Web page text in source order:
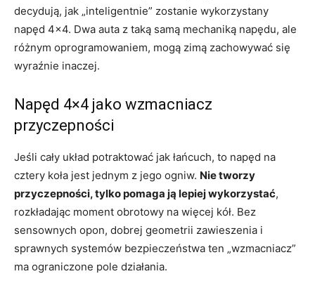
decydują, jak „inteligentnie” zostanie wykorzystany
napęd 4×4. Dwa auta z taką samą mechaniką napędu, ale
różnym oprogramowaniem, mogą zimą zachowywać się
wyraźnie inaczej.
Napęd 4×4 jako wzmacniacz
przyczepności
Jeśli cały układ potraktować jak łańcuch, to napęd na
cztery koła jest jednym z jego ogniw. Nie tworzy
przyczepności, tylko pomaga ją lepiej wykorzystać,
rozkładając moment obrotowy na więcej kół. Bez
sensownych opon, dobrej geometrii zawieszenia i
sprawnych systemów bezpieczeństwa ten „wzmacniacz”
ma ograniczone pole działania.